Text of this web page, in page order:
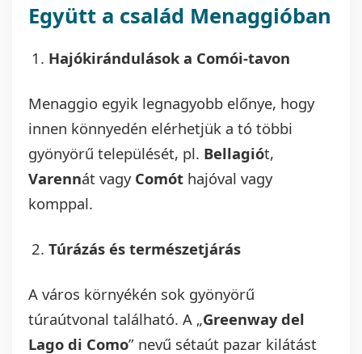
Együtt a család Menaggióban
Hajókirándulások a Comói-tavon
Menaggio egyik legnagyobb előnye, hogy
innen könnyedén elérhetjük a tó többi
gyönyörű települését, pl. Bellagiót,
Varennát vagy Comót hajóval vagy
komppal.
Túrázás és természetjárás
A város környékén sok gyönyörű
túraútvonal található. A „Greenway del
Lago di Como” nevű sétaút pazar kilátást